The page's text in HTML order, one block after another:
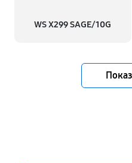
WS X299 SAGE/10G